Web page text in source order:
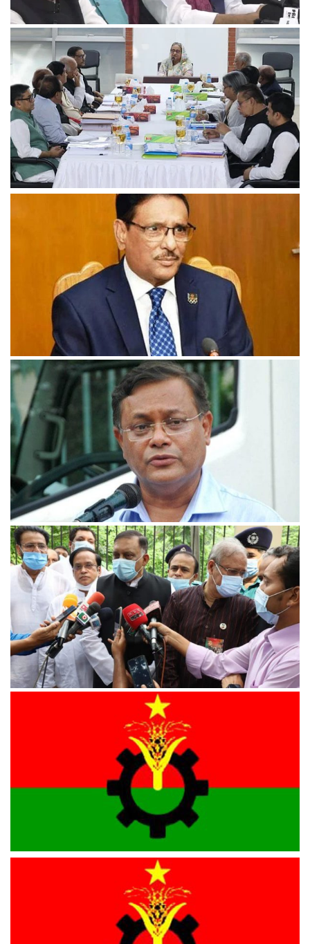
মনোনয়ন পেলেননা আওয়ামী লীগের ৭১ সংসদ সদস্য
উত্তরবঙ্গের প্রার্থী চূড়ান্ত, বাদ পড়তে পারেন অন্তত ১০ জন
বিএনপির রাজনীতিতে সঙ্কটের কালো ছায়া: কাদের
১৫ আগস্ট ও ৩ নভেম্বরের হত্যাকাণ্ডে জিয়াউর রহমান জড়িত:
তথ্যমন্ত্রী
জাতীয় চার নেতা হত্যার পেছনে অনেক মোটিভ ছিল : স্বরাষ্ট্রমন্ত্রী
তিন জেলায় বিএনপির আহ্বায়ক কমিটি